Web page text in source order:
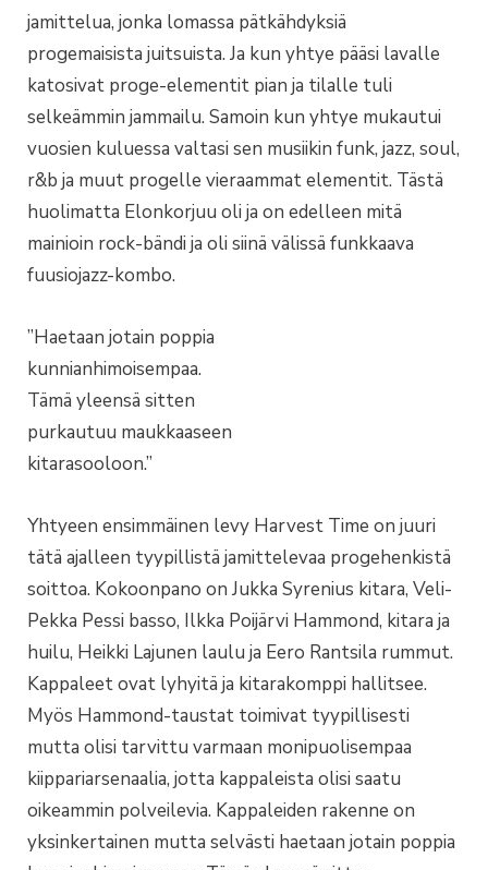
jamittelua, jonka lomassa pätkähdyksiä
progemaisista juitsuista. Ja kun yhtye pääsi lavalle
katosivat proge-elementit pian ja tilalle tuli
selkeämmin jammailu. Samoin kun yhtye mukautui
vuosien kuluessa valtasi sen musiikin funk, jazz, soul,
r&b ja muut progelle vieraammat elementit. Tästä
huolimatta Elonkorjuu oli ja on edelleen mitä
mainioin rock-bändi ja oli siinä välissä funkkaava
fuusiojazz-kombo.
”Haetaan jotain poppia
kunnianhimoisempaa.
Tämä yleensä sitten
purkautuu maukkaaseen
kitarasooloon.”
Yhtyeen ensimmäinen levy Harvest Time on juuri
tätä ajalleen tyypillistä jamittelevaa progehenkistä
soittoa. Kokoonpano on Jukka Syrenius kitara, Veli-
Pekka Pessi basso, Ilkka Poijärvi Hammond, kitara ja
huilu, Heikki Lajunen laulu ja Eero Rantsila rummut.
Kappaleet ovat lyhyitä ja kitarakomppi hallitsee.
Myös Hammond-taustat toimivat tyypillisesti
mutta olisi tarvittu varmaan monipuolisempaa
kiippariarsenaalia, jotta kappaleista olisi saatu
oikeammin polveilevia. Kappaleiden rakenne on
yksinkertainen mutta selvästi haetaan jotain poppia